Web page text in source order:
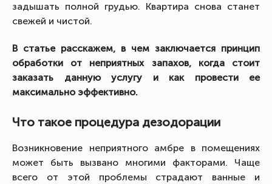
задышать полной грудью. Квартира снова станет
свежей и чистой.
В статье расскажем, в чем заключается принцип
обработки от неприятных запахов, когда стоит
заказать данную услугу и как провести ее
максимально эффективно.
Что такое процедура дезодорации
Возникновение неприятного амбре в помещениях
может быть вызвано многими факторами. Чаще
всего от этой проблемы страдают ванные и